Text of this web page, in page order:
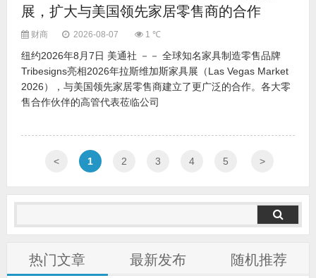
展，扩大与美国领先家居零售商的合作
财商 2026-08-07 1 ℃
纽约2026年8月7日 美通社 －－ 全球知名家具制造零售品牌
Tribesigns亮相2026年拉斯维加斯家具展（Las Vegas Market
2026），与美国领先家居零售商建立了更广泛的合作。各大零
售合作伙伴的高管代表莅临公司
< 1 2 3 4 5 >
热门文章 最新发布 随机推荐